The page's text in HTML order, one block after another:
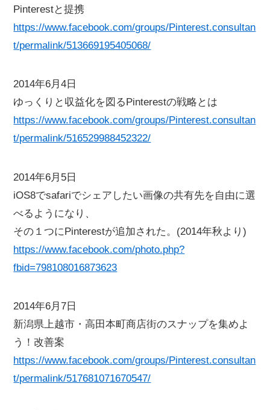
Pinterestと提携
https://www.facebook.com/groups/Pinterest.consultan
t/permalink/513669195405068/
2014年6月4日
ゆっくりと収益化を図るPinterestの戦略とは
https://www.facebook.com/groups/Pinterest.consultan
t/permalink/516529988452322/
2014年6月5日
iOS8でsafariでシェアしたい画像の共有先を自由に選
べるようになり、
その１つにPinterestが追加された。(2014年秋より)
https://www.facebook.com/photo.php?
fbid=798108016873623
2014年6月7日
新潟県上越市・高田本町商店街のスナップを集めよ
う！改善案
https://www.facebook.com/groups/Pinterest.consultan
t/permalink/517681071670547/